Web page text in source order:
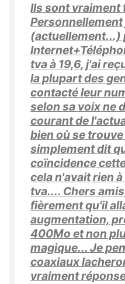
Ils sont vraiment
(actuellement...)
tva à 19,6, j'ai
la plupart des
contacté leur
selon sa voix ne
courant de
bien où se
simplement dit
coïncidence
cela n'avait rien
tva.... Chers
fièrement qu'il
augmentation,
400Mo et non
magique... Je
coaxiaux
vraiment